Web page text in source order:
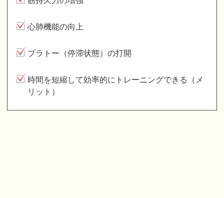
心肺機能の向上
プラトー（停滞状態）の打開
時間を短縮して効率的にトレーニングできる（メ
リット）